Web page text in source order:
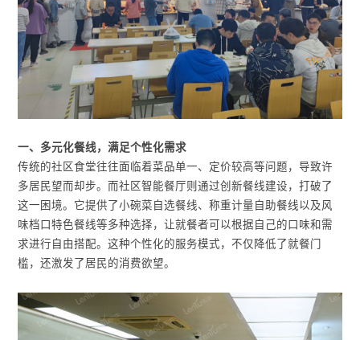
一、多元化餐线，满足个性化需求
传统的社区食堂往往面临着菜品单一、定价较高等问题，导致许
多居民望而却步。而社区智能餐厅则通过创新餐线建设，打破了
这一困境。它提供了小碗菜自选餐线、称重计量自助餐线以及风
味档口特色餐线等多种选择，让就餐者可以根据自己的口味和需
求进行自由搭配。这种个性化的服务模式，不仅降低了就餐门
槛，还激发了居民的消费欲望。